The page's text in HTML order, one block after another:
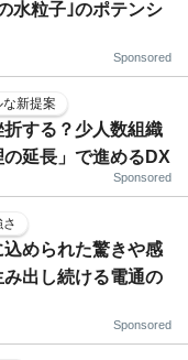
水粒子｣のポテンシ
Sponsored
新提案
する？少人数組織
延長」で進めるDX
Sponsored
込められた驚きや感
出し続ける電通の
Sponsored